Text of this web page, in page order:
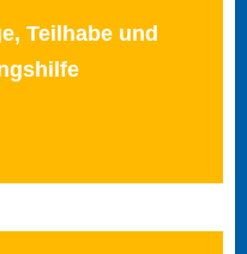
Teilhabe und